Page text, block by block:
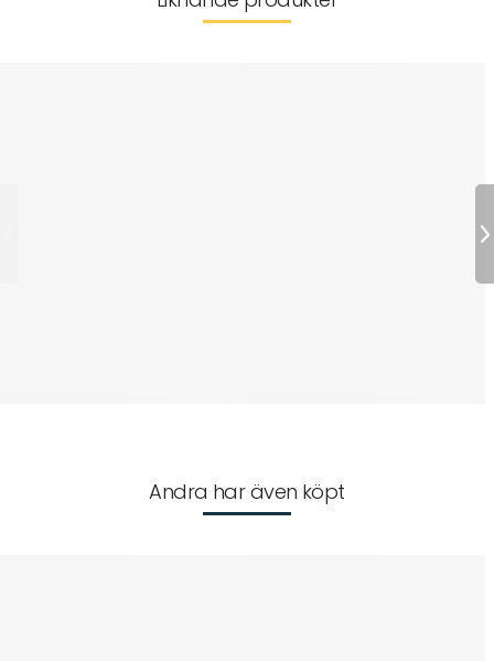
Andra har även köpt